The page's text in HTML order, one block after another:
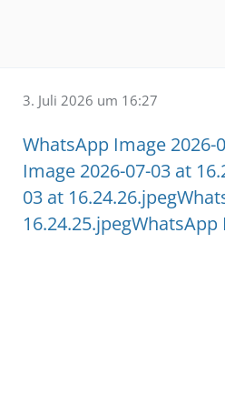
3. Juli 2026 um 16:27
WhatsApp Image 2026-
Image 2026-07-03 at
03 at 16.24.26.jpeg
16.24.25.jpegWhatsApp